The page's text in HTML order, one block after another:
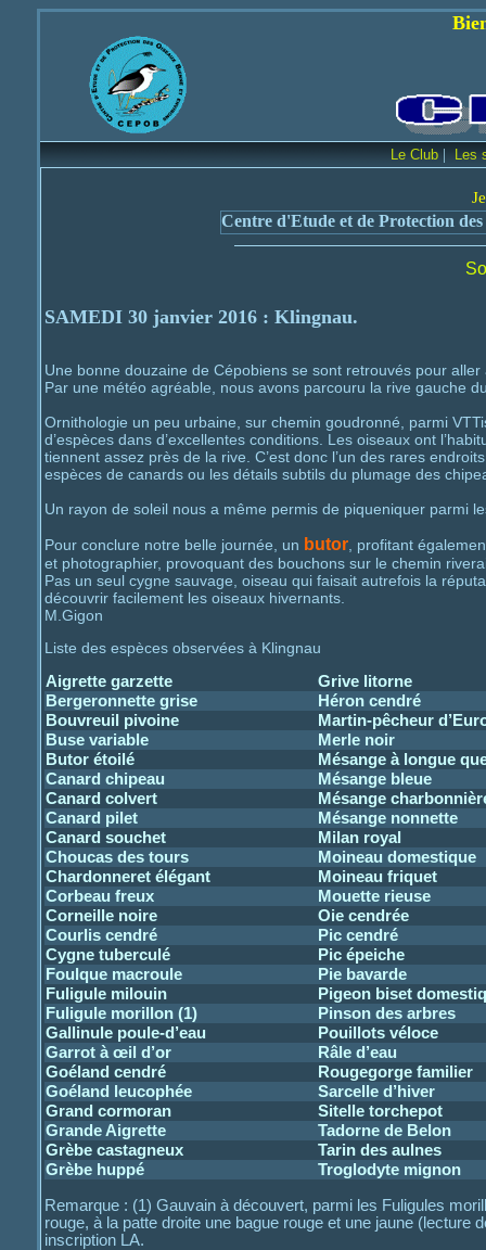
Bienvenue sur le
Le Club | Les
Centre d'Etude et de Protection
SAMEDI 30 janvier 2016 : Klingnau.
Une bonne douzaine de Cépobiens se sont retrouvés pour
Par une météo agréable, nous avons parcouru la rive gauche
Ornithologie un peu urbaine, sur chemin goudronné, parmi
d’espèces dans d’excellentes conditions. Les oiseaux ont
tiennent assez près de la rive. C’est donc l’un des rares
espèces de canards ou les détails subtils du plumage des
Un rayon de soleil nous a même permis de piqueniquer parmi
Pour conclure notre belle journée, un butor, profitant
et photographier, provoquant des bouchons sur le chemin
Pas un seul cygne sauvage, oiseau qui faisait autrefois la
découvrir facilement les oiseaux hivernants.
M.Gigon
Liste des espèces observées à Klingnau
Aigrette garzette
Grive litorne
Bergeronnette grise
Héron cendré
Bouvreuil pivoine
Martin-pêcheur
Buse variable
Merle noir
Butor étoilé
Mésange à longue
Canard chipeau
Mésange bleue
Canard colvert
Mésange
Canard pilet
Mésange nonnette
Canard souchet
Milan royal
Choucas des tours
Moineau domestique
Chardonneret élégant
Moineau friquet
Corbeau freux
Mouette rieuse
Corneille noire
Oie cendrée
Courlis cendré
Pic cendré
Cygne tuberculé
Pic épeiche
Foulque macroule
Pie bavarde
Fuligule milouin
Pigeon biset
Fuligule morillon (1)
Pinson des arbres
Gallinule poule-d’eau
Pouillots véloce
Garrot à œil d’or
Râle d’eau
Goéland cendré
Rougegorge familier
Goéland leucophée
Sarcelle d’hiver
Grand cormoran
Sitelle torchepot
Grande Aigrette
Tadorne de Belon
Grèbe castagneux
Tarin des aulnes
Grèbe huppé
Troglodyte mignon
Remarque : (1) Gauvain à découvert, parmi les Fuligules
rouge, à la patte droite une bague rouge et une jaune
inscription LA.